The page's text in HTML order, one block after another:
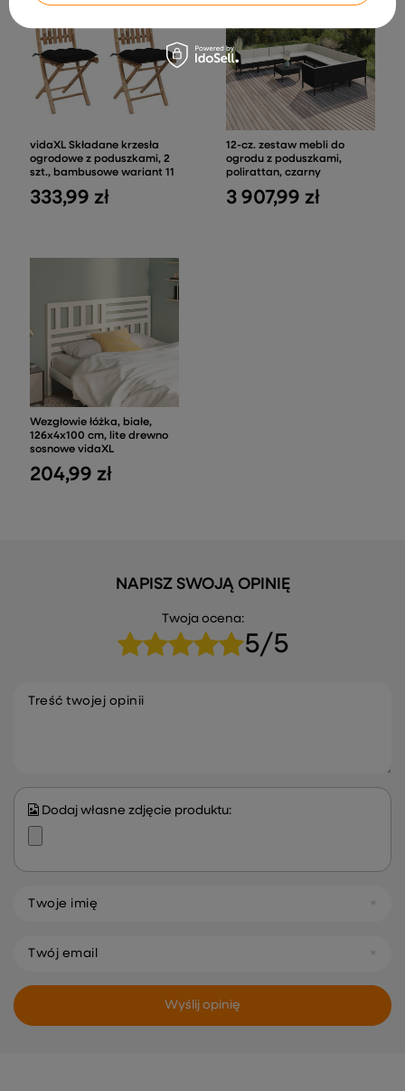
vidaXL Składane krzesła
ogrodowe z poduszkami, 2
szt., bambusowe wariant 11
333,99 zł
12-cz. zestaw mebli do
ogrodu z poduszkami,
polirattan, czarny
3 907,99 zł
Wezgłowie łóżka, białe,
126x4x100 cm, lite drewno
sosnowe vidaXL
204,99 zł
NAPISZ SWOJĄ OPINIĘ
Twoja ocena:
5/5
Treść twojej opinii
Dodaj własne zdjęcie produktu:
Twoje imię
Twój email
Wyślij opinię